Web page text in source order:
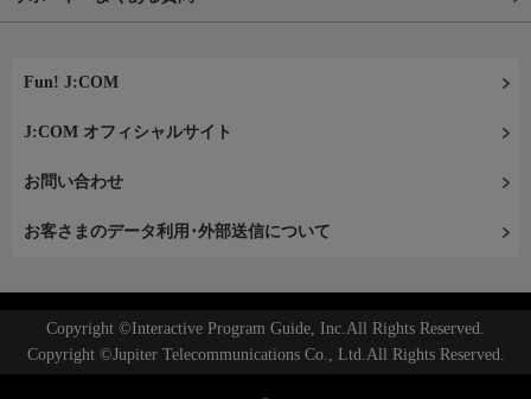
Fun! J:COM
J:COM オフィシャルサイト
お問い合わせ
お客さまのデータ利用･外部送信について
Copyright ©Interactive Program Guide, Inc.All Rights Reserved.
Copyright ©Jupiter Telecommunications Co., Ltd.All Rights Reserved.